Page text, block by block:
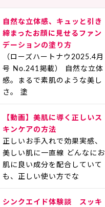
自然な立体感、キュッと引き
締まったお顔に見せるファン
デーションの塗り方
（ローズハートナウ2025.4月
号 No.241掲載） 自然な立体
感。まるで素肌のような美し
さ。 塗
【動画】美肌に導く正しいス
キンケアの方法
正しいお手入れで効果実感、
美しい肌に一直線 どんなにお
肌に良い成分を配合していて
も、正しい使い方でな
シンクエイド体験談 スッキ